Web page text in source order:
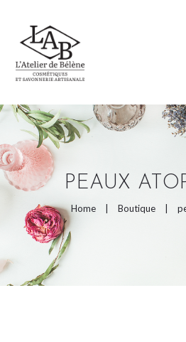
PEAUX
Home Boutique
ACCUEIL
MA DÉMARCHE
BLOG
E-BOUTIQUE